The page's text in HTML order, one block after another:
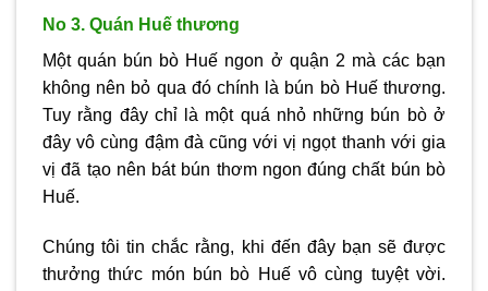
No 3. Quán Huế thương
Một quán bún bò Huế ngon ở quận 2 mà các bạn
không nên bỏ qua đó chính là bún bò Huế thương.
Tuy rằng đây chỉ là một quá nhỏ những bún bò ở
đây vô cùng đậm đà cũng với vị ngọt thanh với gia
vị đã tạo nên bát bún thơm ngon đúng chất bún bò
Huế.
Chúng tôi tin chắc rằng, khi đến đây bạn sẽ được
thưởng thức món bún bò Huế vô cùng tuyệt vời.